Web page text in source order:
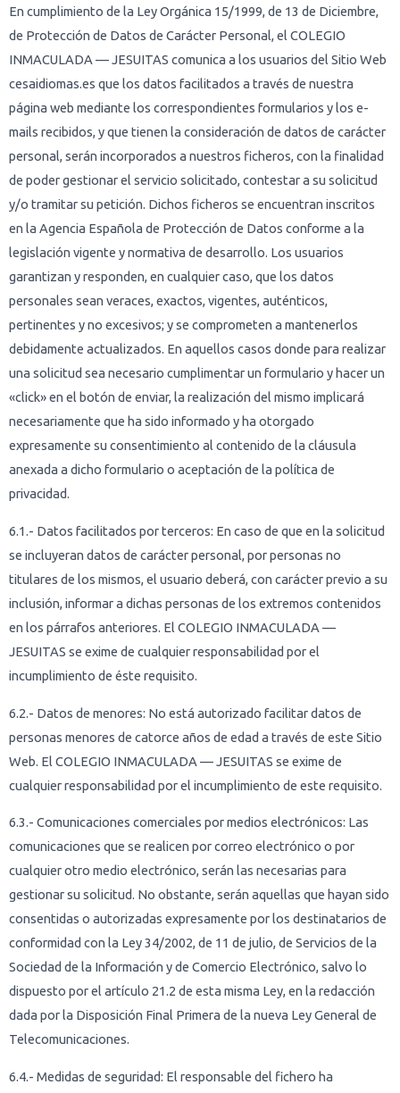
En cumplimiento de la Ley Orgánica 15/1999, de 13 de Diciembre,
de Protección de Datos de Carácter Personal, el COLEGIO
INMACULADA — JESUITAS comunica a los usuarios del Sitio Web
cesaidiomas.es que los datos facilitados a través de nuestra
página web mediante los correspondientes formularios y los e-
mails recibidos, y que tienen la consideración de datos de carácter
personal, serán incorporados a nuestros ficheros, con la finalidad
de poder gestionar el servicio solicitado, contestar a su solicitud
y/o tramitar su petición. Dichos ficheros se encuentran inscritos
en la Agencia Española de Protección de Datos conforme a la
legislación vigente y normativa de desarrollo. Los usuarios
garantizan y responden, en cualquier caso, que los datos
personales sean veraces, exactos, vigentes, auténticos,
pertinentes y no excesivos; y se comprometen a mantenerlos
debidamente actualizados. En aquellos casos donde para realizar
una solicitud sea necesario cumplimentar un formulario y hacer un
«click» en el botón de enviar, la realización del mismo implicará
necesariamente que ha sido informado y ha otorgado
expresamente su consentimiento al contenido de la cláusula
anexada a dicho formulario o aceptación de la política de
privacidad.
6.1.- Datos facilitados por terceros: En caso de que en la solicitud
se incluyeran datos de carácter personal, por personas no
titulares de los mismos, el usuario deberá, con carácter previo a su
inclusión, informar a dichas personas de los extremos contenidos
en los párrafos anteriores. El COLEGIO INMACULADA —
JESUITAS se exime de cualquier responsabilidad por el
incumplimiento de éste requisito.
6.2.- Datos de menores: No está autorizado facilitar datos de
personas menores de catorce años de edad a través de este Sitio
Web. El COLEGIO INMACULADA — JESUITAS se exime de
cualquier responsabilidad por el incumplimiento de este requisito.
6.3.- Comunicaciones comerciales por medios electrónicos: Las
comunicaciones que se realicen por correo electrónico o por
cualquier otro medio electrónico, serán las necesarias para
gestionar su solicitud. No obstante, serán aquellas que hayan sido
consentidas o autorizadas expresamente por los destinatarios de
conformidad con la Ley 34/2002, de 11 de julio, de Servicios de la
Sociedad de la Información y de Comercio Electrónico, salvo lo
dispuesto por el artículo 21.2 de esta misma Ley, en la redacción
dada por la Disposición Final Primera de la nueva Ley General de
Telecomunicaciones.
6.4.- Medidas de seguridad: El responsable del fichero ha